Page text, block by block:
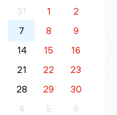
31 1
2
7 8
9
14 15
16
21 22
23
28 29
30
4 5 6